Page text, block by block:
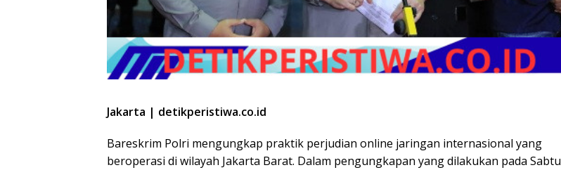
Jakarta | detikperistiwa.co.id
Bareskrim Polri mengungkap praktik perjudian online jaringan internasional yang
beroperasi di wilayah Jakarta Barat. Dalam pengungkapan yang dilakukan pada Sabtu